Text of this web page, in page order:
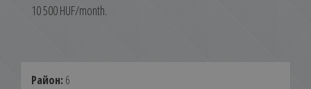
10 500 HUF/month.
Район: 6